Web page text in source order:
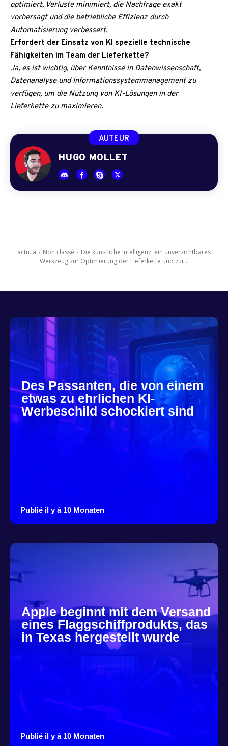
optimiert, Verluste minimiert, die Nachfrage exakt
vorhersagt und die betriebliche Effizienz durch
Automatisierung verbessert.
Erfordert der Einsatz von KI spezielle technische
Fähigkeiten im Team der Lieferkette?
Ja, es ist wichtig, über Kenntnisse in Datenwissenschaft,
Datenanalyse und Informationssystemmanagement zu
verfügen, um die Nutzung von KI-Lösungen in der
Lieferkette zu maximieren.
AUTEUR
HUGO MOLLET
actu.ia Non classé
Die künstliche Intelligenz: ein unverzichtbares
Werkzeug zur Optimierung der Lieferkette und zur...
Des Passanten, die von einem
etwas zu ehrlichen KI-
Werbeschild schockiert sind
Publié il y à 10 Monaten
Apple beginnt mit dem Versand
eines Flaggschiffprodukts, das
in Texas hergestellt wurde
Publié il y à 10 Monaten